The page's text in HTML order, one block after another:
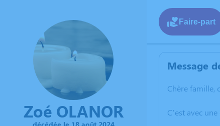
Zoé OLANOR
Faire-part
Message
Chère famille,
C’est avec